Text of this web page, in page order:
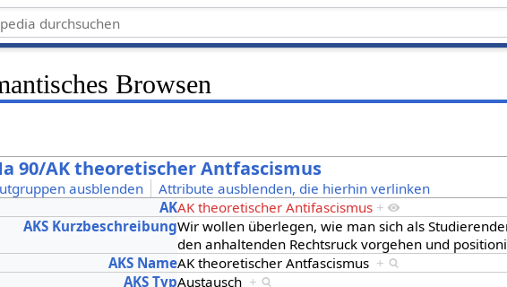
Browsen
90/AK theoretischer Antfascismus
ausblenden
Attribute ausblenden, die hierhin verlinken
AKAK theoretischer Antifascismus +
AKS KurzbeschreibungWir wollen überlegen, wie man sich als
den anhaltenden Rechtsruck vorgehen und
AKS NameAK theoretischer Antfascismus +
AKS TypAustausch +